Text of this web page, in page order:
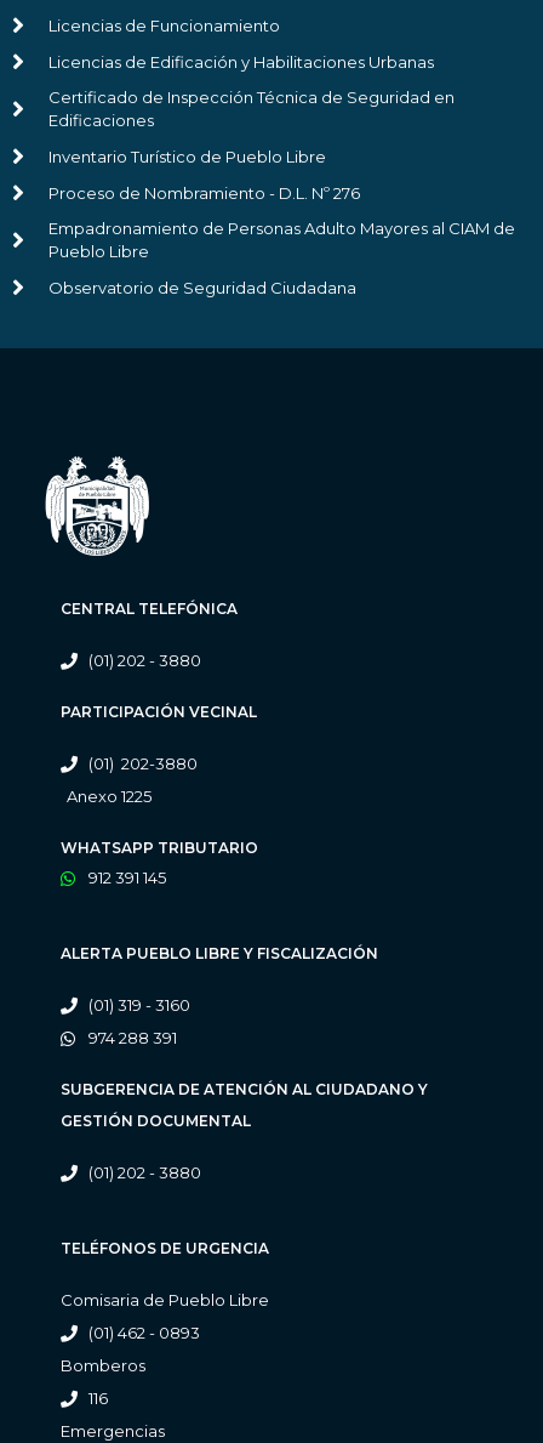
Licencias de Funcionamiento
Licencias de Edificación y Habilitaciones Urbanas
Certificado de Inspección Técnica de Seguridad en
Edificaciones
Inventario Turístico de Pueblo Libre
Proceso de Nombramiento - D.L. Nº 276
Empadronamiento de Personas Adulto Mayores al CIAM de
Pueblo Libre
Observatorio de Seguridad Ciudadana
CENTRAL TELEFÓNICA
(01) 202 - 3880
PARTICIPACIÓN VECINAL
(01) 202-3880
Anexo 1225
WHATSAPP TRIBUTARIO
912 391 145
ALERTA PUEBLO LIBRE Y FISCALIZACIÓN
(01) 319 - 3160
974 288 391
SUBGERENCIA DE ATENCIÓN AL CIUDADANO Y
GESTIÓN DOCUMENTAL
(01) 202 - 3880
TELÉFONOS DE URGENCIA
Comisaria de Pueblo Libre
(01) 462 - 0893
Bomberos
116
Emergencias